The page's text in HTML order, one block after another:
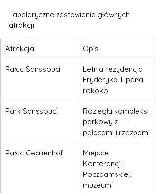
Tabelaryczne zestawienie głównych
atrakcji:
Atrakcja Opis
Pałac Sanssouci
Letnia rezydencja
Fryderyka II, perła
rokoko
Park Sanssouci
Rozległy kompleks
parkowy z
pałacami i rzeźbami
Pałac Cecilienhof
Miejsce
Konferencji
Poczdamskiej,
muzeum